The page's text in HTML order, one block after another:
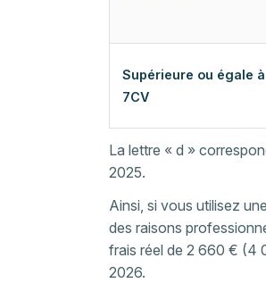
Supérieure ou égale à
7CV
La lettre « d »
2025.
Ainsi, si vous utilisez
des raisons
frais réel de 2 660 € (4
2026.